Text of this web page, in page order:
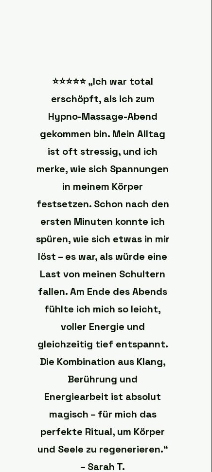
⭐️⭐️⭐️⭐️⭐️ „Ich war total
erschöpft, als ich zum
Hypno-Massage-Abend
gekommen bin. Mein Alltag
ist oft stressig, und ich
merke, wie sich Spannungen
in meinem Körper
festsetzen. Schon nach den
ersten Minuten konnte ich
spüren, wie sich etwas in mir
löst – es war, als würde eine
Last von meinen Schultern
fallen. Am Ende des Abends
fühlte ich mich so leicht,
voller Energie und
gleichzeitig tief entspannt.
Die Kombination aus Klang,
Berührung und
Energiearbeit ist absolut
magisch – für mich das
perfekte Ritual, um Körper
und Seele zu regenerieren.“
– Sarah T.